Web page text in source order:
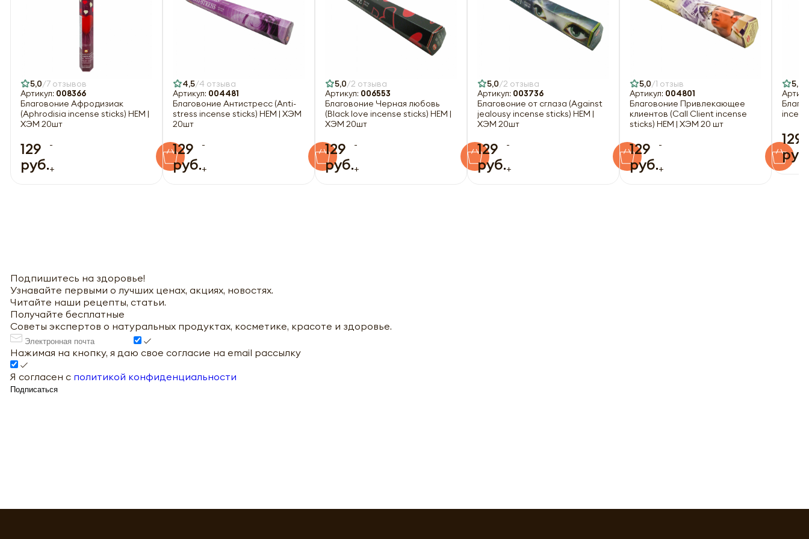
5,0 7 отзывов
Артикул: 008366
Благовоние Афродизиак
(Aphrodisia incense sticks) HEM |
ХЭМ 20шт
129
руб.
-
+
4,5 4 отзыва
Артикул: 004481
Благовоние Антистресс (Anti-
stress incense sticks) HEM | ХЭМ
20шт
129
руб.
-
+
5,0 2 отзыва
Артикул: 006553
Благовоние Черная любовь
(Black love incense sticks) HEM |
ХЭМ 20шт
129
руб.
-
+
5,0 2 отзыва
Артикул: 003736
Благовоние от сглаза (Against
jealousy incense sticks) HEM |
ХЭМ 20шт
129
руб.
-
+
5,0 1 отзыв
Артикул: 004801
Благовоние Привлекающее
клиентов (Call Client incense
sticks) HEM | ХЭМ 20 шт
129
руб.
-
+
5,0
129
Подпишитесь на здоровье!
Узнавайте первыми о лучших ценах, акциях, новостях.
Читайте наши рецепты, статьи.
Получайте бесплатные
Советы экспертов о натуральных продуктах, косметике, красоте и здоровье.
Нажимая на кнопку, я даю свое согласие на email рассылку
Я согласен с политикой конфиденциальности
Подписаться